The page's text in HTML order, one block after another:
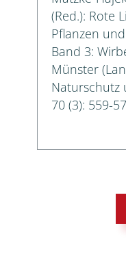
(Red.): Rote
Pflanzen
Band 3:
Münster
Naturschutz
70 (3): 559-